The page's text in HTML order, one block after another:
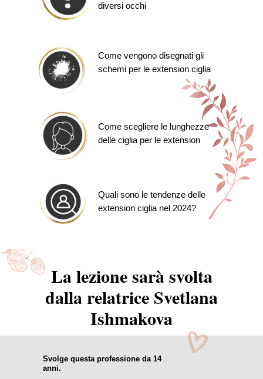
diversi occhi
Come scegliere le lunghezze
delle ciglia per le extension
Quali sono le tendenze delle
extension ciglia nel 2024?
Come vengono disegnati gli
schemi per le extension ciglia
La lezione sarà svolta
dalla relatrice Svetlana
Ishmakova
Svolge questa professione da 14
anni.